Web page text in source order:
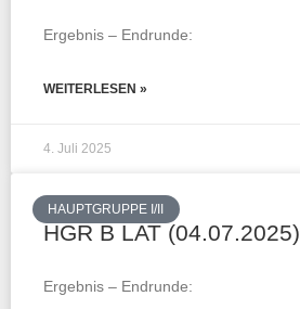
Ergebnis – Endrunde:
WEITERLESEN »
4. Juli 2025
HAUPTGRUPPE I/II
HGR B LAT (04.07.2025)
Ergebnis – Endrunde: